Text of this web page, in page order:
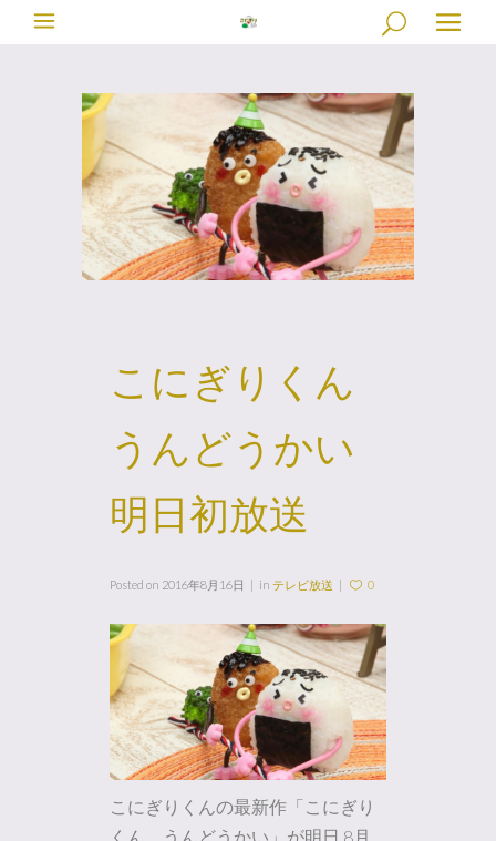
こにぎりくん
うんどうかい
明日初放送
Posted on 2016年8月16日 in テレビ放送 0
こにぎりくんの最新作「こにぎり
くん うんどうかい」が明日 8月